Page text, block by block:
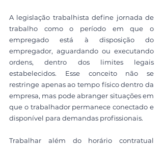
A legislação trabalhista define jornada de
trabalho como o período em que o
empregado está à disposição do
empregador, aguardando ou executando
ordens, dentro dos limites legais
estabelecidos. Esse conceito não se
restringe apenas ao tempo físico dentro da
empresa, mas pode abranger situações em
que o trabalhador permanece conectado e
disponível para demandas profissionais.
Trabalhar além do horário contratual